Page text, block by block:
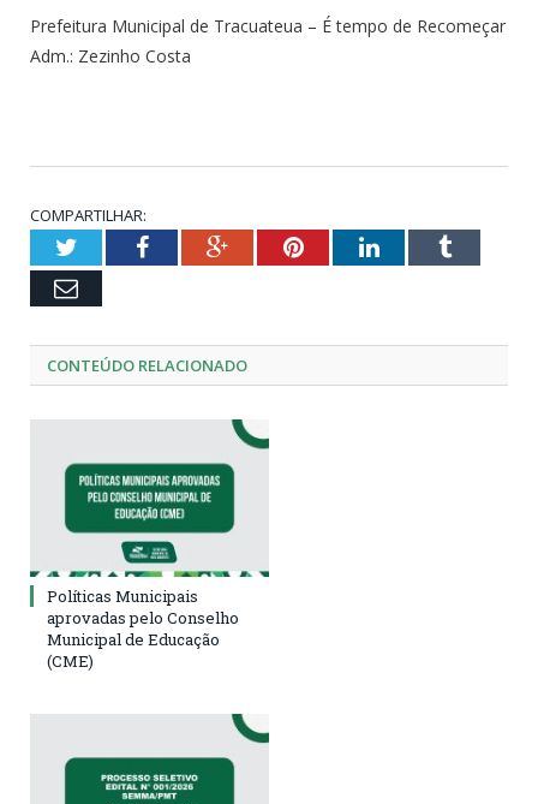
Prefeitura Municipal de Tracuateua – É tempo de Recomeçar
Adm.: Zezinho Costa
COMPARTILHAR:
TwitterFacebookGoogle+PinterestLinkedInTumblr
Email
CONTEÚDO RELACIONADO
Políticas Municipais
aprovadas pelo Conselho
Municipal de Educação
(CME)